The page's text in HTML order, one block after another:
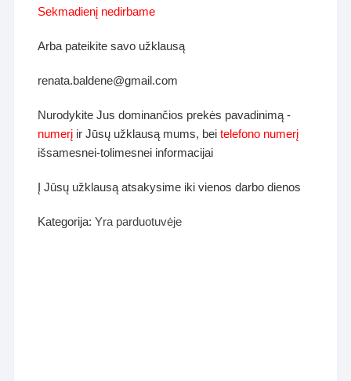
Sekmadienį nedirbame
Arba pateikite savo užklausą
renata.baldene@gmail.com
Nurodykite Jus dominančios prekės pavadinimą -
numerį ir Jūsų užklausą mums, beitelefono numerį
išsamesnei-tolimesnei informacijai
Į Jūsų užklausą atsakysime iki vienos darbo dienos
Kategorija:Yra parduotuvėje